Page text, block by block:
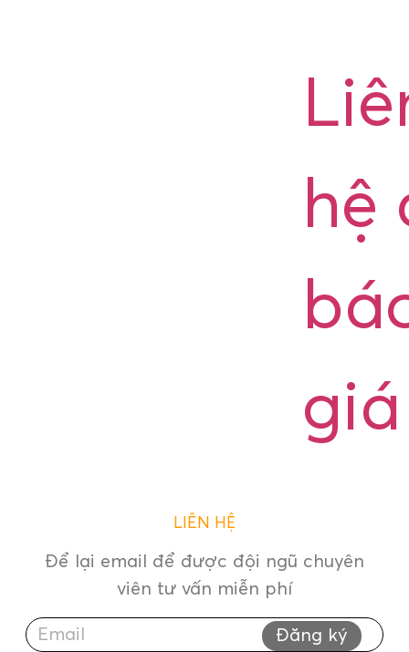
hệ
giá
LIÊN HỆ
Để lại email để được đội ngũ chuyên
viên tư vấn miễn phí
Đăng ký